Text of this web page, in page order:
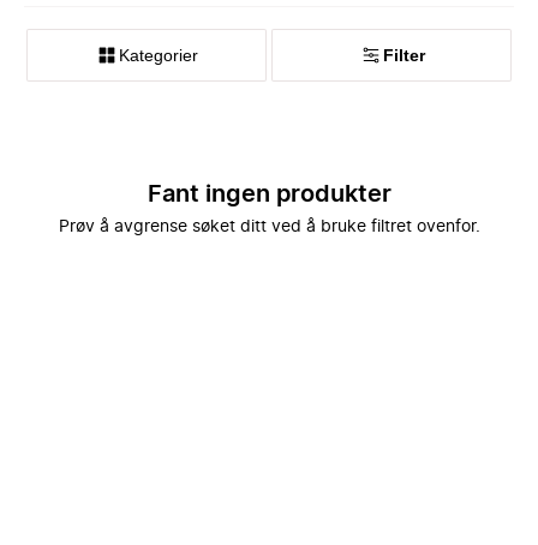
Kategorier Filter
Fant ingen produkter
Prøv å avgrense søket ditt ved å bruke filtret ovenfor.